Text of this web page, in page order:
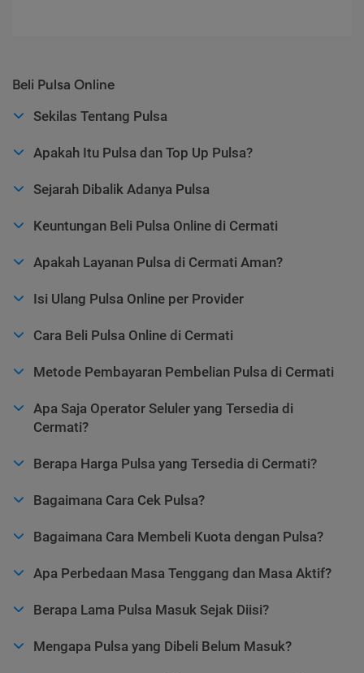
Beli Pulsa Online
Sekilas Tentang Pulsa
Apakah Itu Pulsa dan Top Up Pulsa?
Sejarah Dibalik Adanya Pulsa
Keuntungan Beli Pulsa Online di Cermati
Apakah Layanan Pulsa di Cermati Aman?
Isi Ulang Pulsa Online per Provider
Cara Beli Pulsa Online di Cermati
Metode Pembayaran Pembelian Pulsa di Cermati
Apa Saja Operator Seluler yang Tersedia di
Cermati?
Berapa Harga Pulsa yang Tersedia di Cermati?
Bagaimana Cara Cek Pulsa?
Bagaimana Cara Membeli Kuota dengan Pulsa?
Apa Perbedaan Masa Tenggang dan Masa Aktif?
Berapa Lama Pulsa Masuk Sejak Diisi?
Mengapa Pulsa yang Dibeli Belum Masuk?